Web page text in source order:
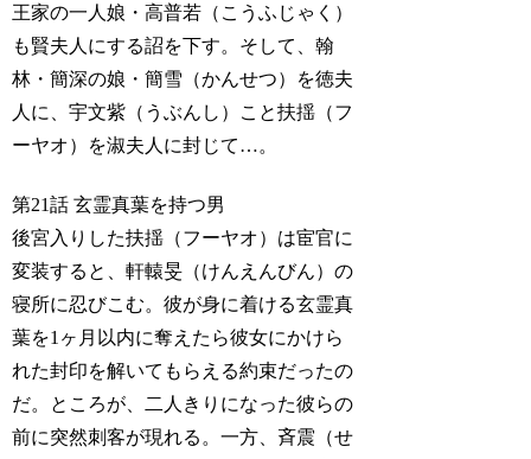
王家の一人娘・高普若（こうふじゃく）
も賢夫人にする詔を下す。そして、翰
林・簡深の娘・簡雪（かんせつ）を徳夫
人に、宇文紫（うぶんし）こと扶揺（フ
ーヤオ）を淑夫人に封じて…。
第21話 玄霊真葉を持つ男
後宮入りした扶揺（フーヤオ）は宦官に
変装すると、軒轅旻（けんえんびん）の
寝所に忍びこむ。彼が身に着ける玄霊真
葉を1ヶ月以内に奪えたら彼女にかけら
れた封印を解いてもらえる約束だったの
だ。ところが、二人きりになった彼らの
前に突然刺客が現れる。一方、斉震（せ